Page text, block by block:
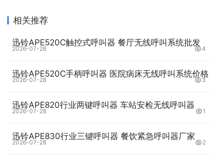
上面导入的TXT文本，字段选择“字段1”。
相关推荐
迅铃APE520C触控式呼叫器 餐厅无线呼叫系统批发
2026-07-28 4
迅铃APE520C手柄呼叫器 医院病床无线呼叫系统价格
2026-07-28 3
迅铃APE820行业两键呼叫器 车站安检无线呼叫器
2026-07-28 1
迅铃APE830行业三键呼叫器 餐饮紧急呼叫器厂家
2026-07-28 2